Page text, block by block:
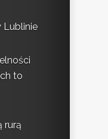
Lublinie
to
rurą